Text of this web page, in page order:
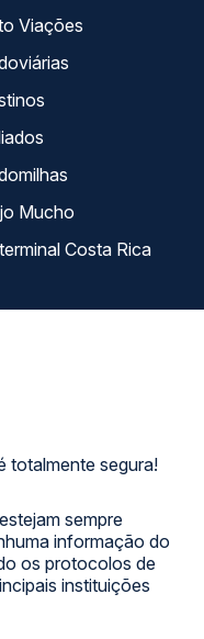
totalmente segura!
sempre
informação do
os protocolos de
instituições
Auto Viações
Mucho
La terminal Costa Rica